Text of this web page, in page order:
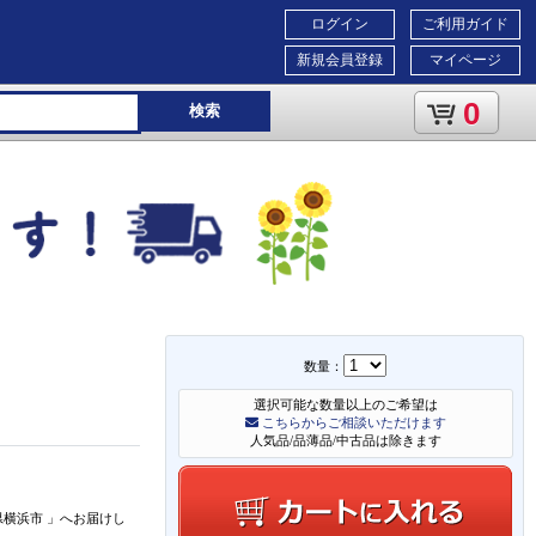
ご利用ガイド
マイページ
ログイン
新規会員登録
検索 0
数量：
選択可能な数量以上のご希望は
こちらからご相談いただけます
人気品/品薄品/中古品は除きます
横浜市 」 へお届けし